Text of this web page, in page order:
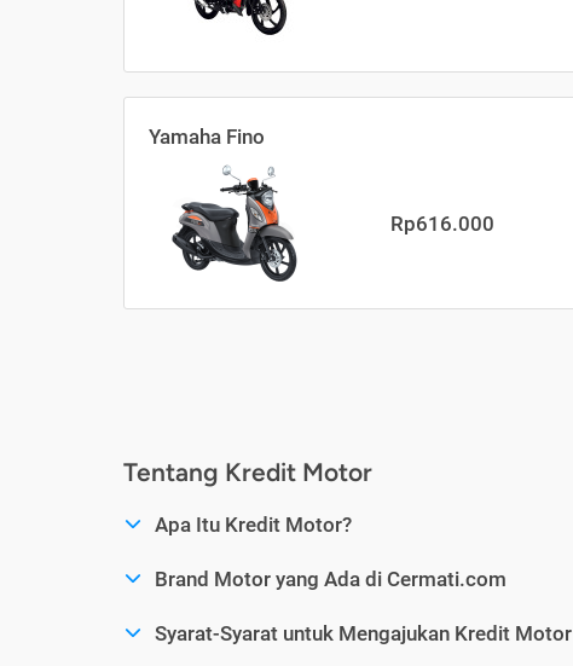
Yamaha Fino
Rp616.000
Tentang Kredit Motor
Apa Itu Kredit Motor?
Brand Motor yang Ada di Cermati.com
Syarat-Syarat untuk Mengajukan Kredit Motor